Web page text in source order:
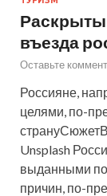
Раскрыты
въезда
Оставьте
Россияне,
целями, по-
Unsplash
выданными по
причин, по-